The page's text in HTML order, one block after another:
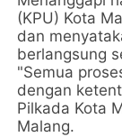
(KPU) Kota
dan
berlangsung
"Semua
dengan
Pilkada Kota
Malang.